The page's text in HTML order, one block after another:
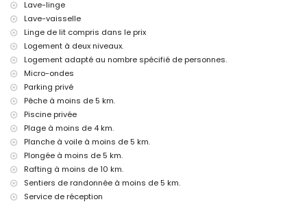
Activités de divertissement et de loisirs pour vos vacances à
Jávea, Costa Blanca
Cinéma, théâtre, promenade (Paseo El Arenal et Jávea) (à moins de 5
kilomètres de la maison)
Sites et culture à Jávea, Costa Blanca
Musée (Histórico de Jávea, Jávea), église (Virgen de Loreto, Puerto,
Jávea), monument (Pueblo de Jávea, Jávea), bâtiment architectural
(Histórico de Jávea, Jávea), site historique (Pueblo de Jávea et
Jávea) (à moins de 5 kilomètres de l'hébergement)
Ruin (Molinos de Viento et Jávea) (à moins de 10 kilomètres de
l'hébergement)
Château (Portal de la Vila et Denia) (à moins de 25 kilomètres de
l'hébergement)
Sports
Lave-linge
Lave-vaisselle
Linge de lit compris dans le prix
Logement à deux niveaux.
Logement adapté au nombre spécifié de personnes.
Micro-ondes
Parking privé
Pêche à moins de 5 km.
Piscine privée
Plage à moins de 4 km.
Planche à voile à moins de 5 km.
Plongée à moins de 5 km.
Rafting à moins de 10 km.
Sentiers de randonnée à moins de 5 km.
Service de réception